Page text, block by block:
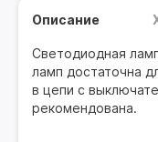
Описание
Светодиодная
ламп достаточна
в цепи с
рекомендована.